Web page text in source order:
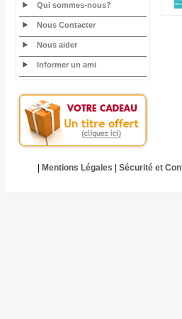
Qui sommes-nous?
Nous Contacter
Nous aider
Informer un ami
Mentions Légales Sécurité et